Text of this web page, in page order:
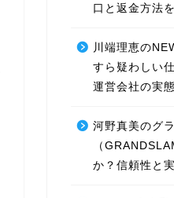
口と返金方法
川端理恵の
すら疑わしい
運営会社の実
河野真美のグ
（
か？信頼性と